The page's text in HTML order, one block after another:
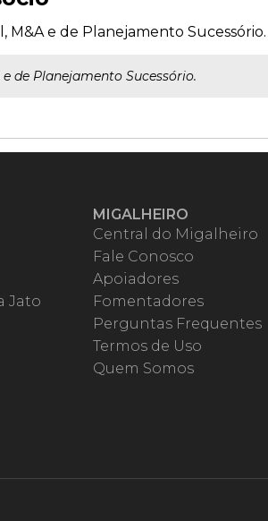
e de Planejamento Sucessório.
de Planejamento Sucessório.
Jato
MIGALHEIRO
Central do Migalheiro
Fale Conosco
Apoiadores
Fomentadores
Perguntas Frequentes
Termos de Uso
Quem Somos